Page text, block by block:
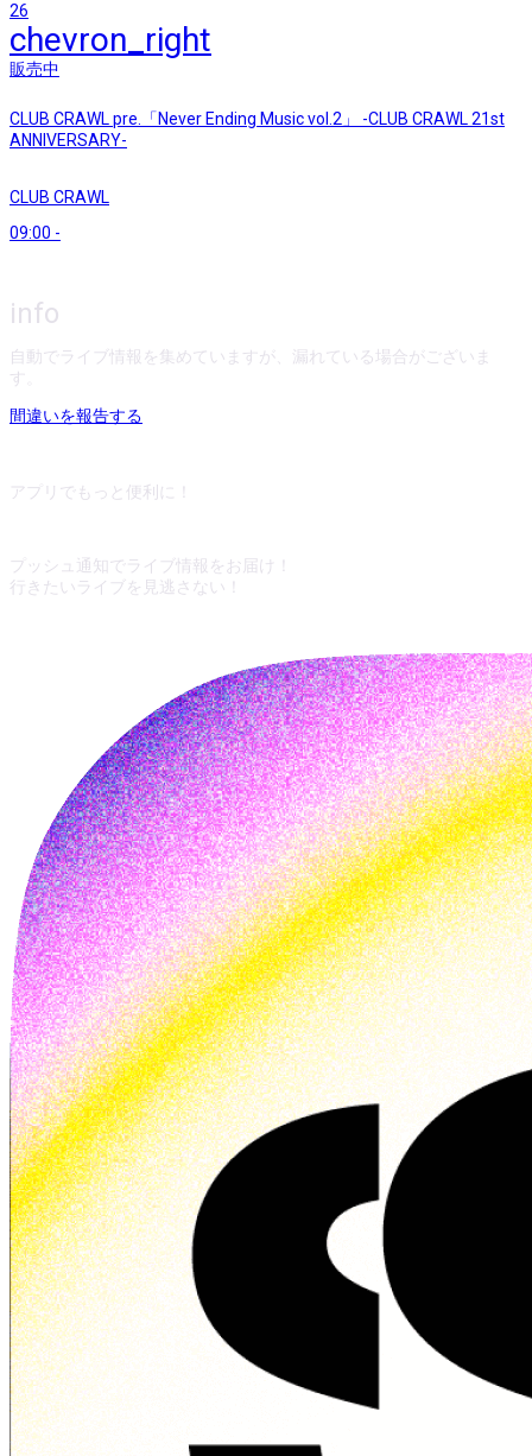
26
chevron_right
販売中
CLUB CRAWL pre.「Never Ending Music vol.2」 -CLUB CRAWL 21st
ANNIVERSARY-
CLUB CRAWL
09:00 -
info
自動でライブ情報を集めていますが、漏れている場合がございま
す。
間違いを報告する
アプリでもっと便利に！
プッシュ通知でライブ情報をお届け！
行きたいライブを見逃さない！